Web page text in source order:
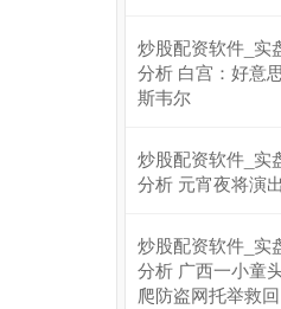
炒股配资软件_实
分析 白宫：好意
斯韦尔
炒股配资软件_实
分析 元宵夜将演
炒股配资软件_实
分析 广西一小童
爬防盗网托举救回